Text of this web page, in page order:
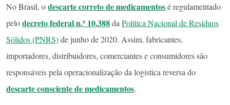
No Brasil, odescarte correto de medicamentosé regulamentado
pelodecreto federal n.º 10.388da Política Nacional de Resíduos
Sólidos (PNRS)de junho de 2020. Assim, fabricantes,
importadores, distribuidores, comerciantes e consumidores são
responsáveis pela operacionalização da logística reversa do
descarte consciente de medicamentos.